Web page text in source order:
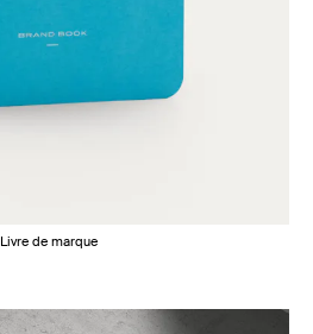
Livre de marque